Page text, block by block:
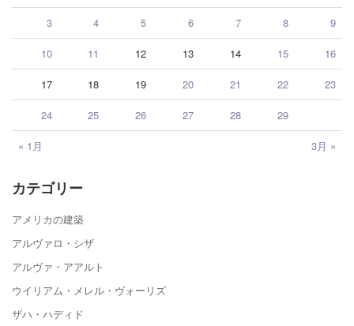
« 1月 3月 »
3 4 5 6 7 8 9
10 11 12 13 14 15 16
17 18 19 20 21 22 23
24 25 26 27 28 29
カテゴリー
アメリカの建築
アルヴァロ・シザ
アルヴァ・アアルト
ウイリアム・メレル・ヴォーリズ
ザハ・ハディド